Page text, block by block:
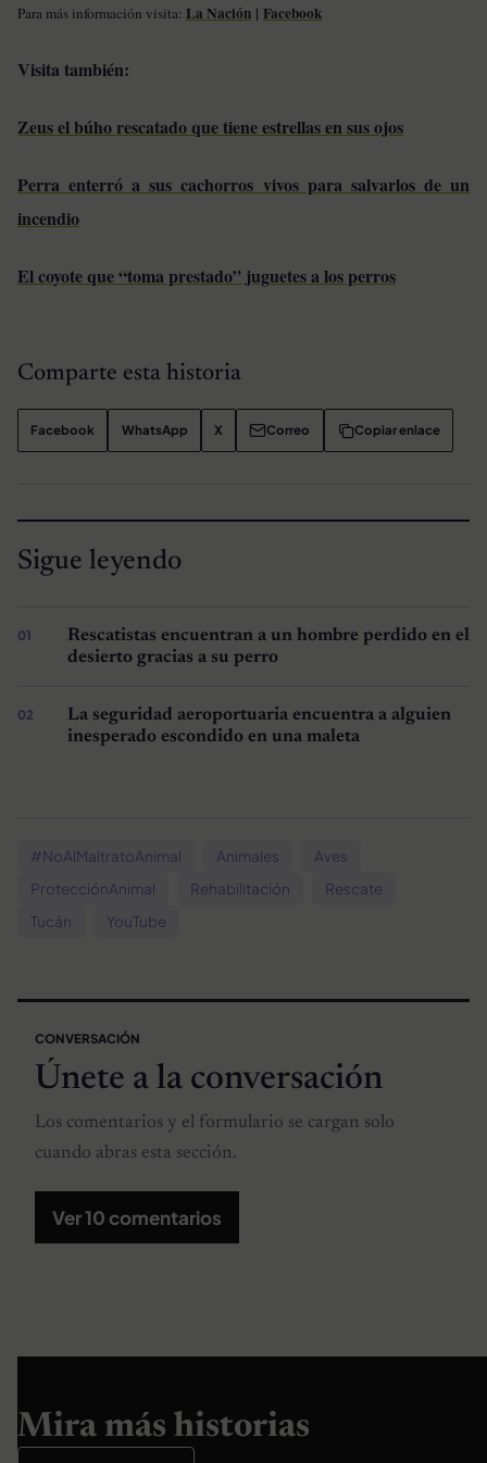
Para más información visita: La Nación | Facebook
Visita también:
Zeus el búho rescatado que tiene estrellas en sus ojos
Perra enterró a sus cachorros vivos para salvarlos de un
incendio
El coyote que “toma prestado” juguetes a los perros
Comparte esta historia
Facebook WhatsApp X Correo Copiar enlace
Sigue leyendo
Rescatistas encuentran a un hombre perdido en el
desierto gracias a su perro
La seguridad aeroportuaria encuentra a alguien
inesperado escondido en una maleta
#NoAlMaltratoAnimal Animales
Aves
ProtecciónAnimal
Rehabilitación
Rescate
Tucán
YouTube
CONVERSACIÓN
Únete a la conversación
Los comentarios y el formulario se cargan solo
cuando abras esta sección.
Ver 10 comentarios
Mira más historias